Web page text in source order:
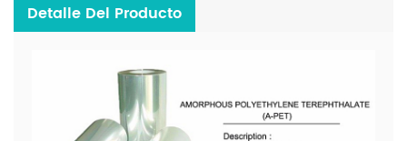
Detalle Del Producto